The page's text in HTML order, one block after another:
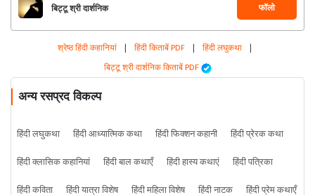
बिट्टू श्री दार्शनिक फॉलो
श्रेष्ठ हिंदी कहानियां | हिंदी किताबें PDF | हिंदी लघुकथा |
बिट्टू श्री दार्शनिक किताबें PDF
अन्य रसप्रद विकल्प
हिंदी लघुकथा हिंदी आध्यात्मिक कथा हिंदी फिक्शन कहानी
हिंदी प्रेरक कथा
हिंदी क्लासिक कहानियां
हिंदी बाल कथाएँ हिंदी हास्य कथाएं
हिंदी पत्रिका
हिंदी कविता
हिंदी यात्रा विशेष हिंदी महिला विशेष हिंदी नाटक हिंदी प्रेम कथाएँ